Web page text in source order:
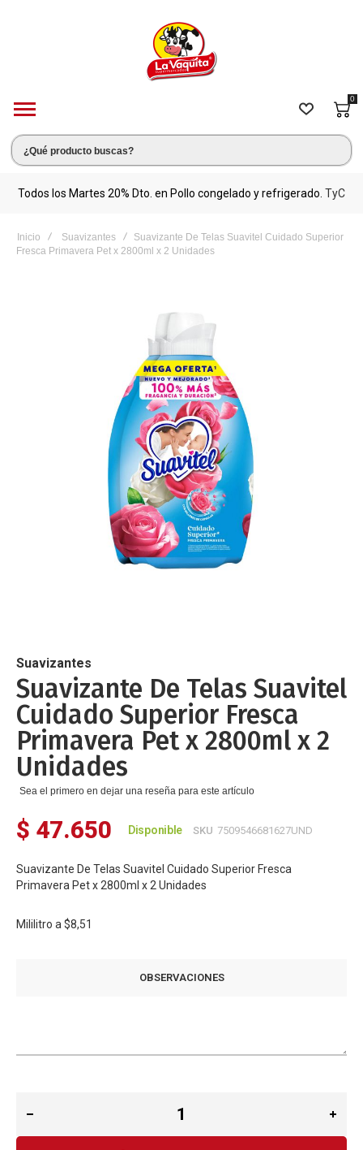
0
Todos los Martes 20% Dto. en Pollo congelado y refrigerado. TyC
Inicio Suavizantes
Suavizante De Telas Suavitel Cuidado Superior
Fresca Primavera Pet x 2800ml x 2 Unidades
de
la
galería
de
imágenes
Suavizantes
Suavizante De Telas Suavitel
Cuidado Superior Fresca
Primavera Pet x 2800ml x 2
Unidades
Sea el primero en dejar una reseña para este artículo
$ 47.650 Disponible SKU 7509546681627UND
Suavizante De Telas Suavitel Cuidado Superior Fresca
Primavera Pet x 2800ml x 2 Unidades
Mililitro a $8,51
OBSERVACIONES